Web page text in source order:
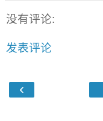
没有评论:
发表评论
‹